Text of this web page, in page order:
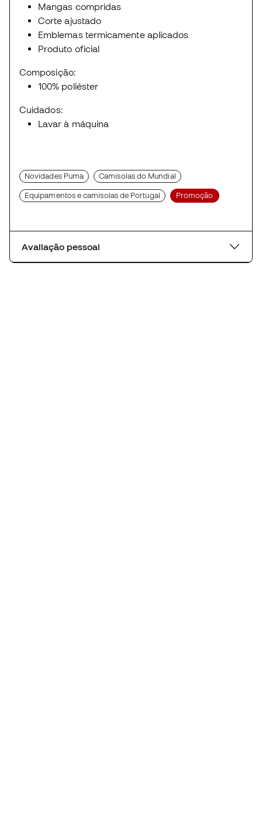
Mangas compridas
Corte ajustado
Emblemas termicamente aplicados
Produto oficial
Composição:
100% poliéster
Cuidados:
Lavar à máquina
Novidades Puma Camisolas do Mundial
Equipamentos e camisolas de Portugal Promoção
Avaliação pessoal